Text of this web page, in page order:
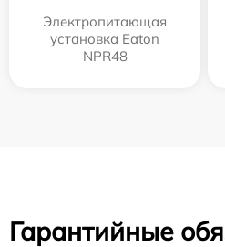
Электропитающая
установка Eaton
NPR48
Гарантийные